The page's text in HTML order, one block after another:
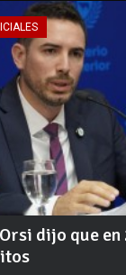
dijo que